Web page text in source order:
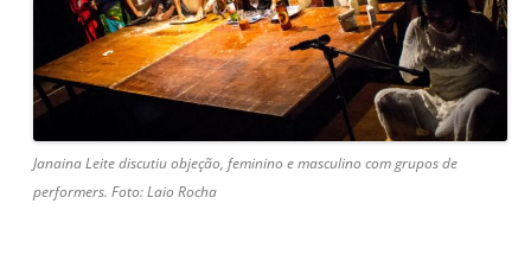
Janaina Leite discutiu objeção, feminino e masculino com grupos de
performers. Foto: Laio Rocha